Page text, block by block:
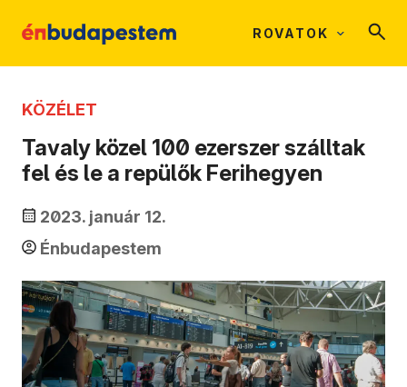
ROVATOK
KÖZÉLET
Tavaly közel 100 ezerszer szálltak
fel és le a repülők Ferihegyen
2023. január 12.
Énbudapestem